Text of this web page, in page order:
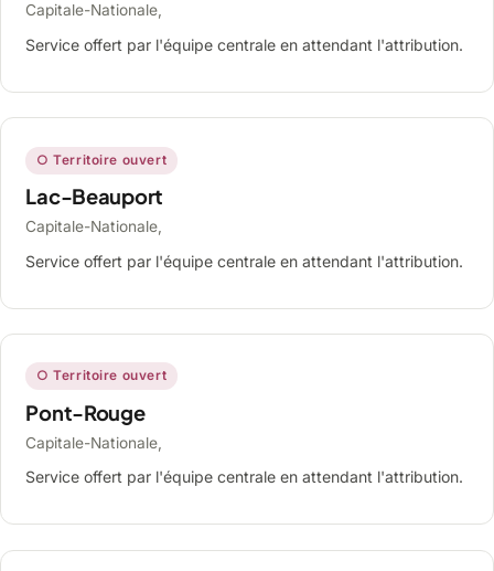
Capitale-Nationale,
Service offert par l'équipe centrale en attendant l'attribution.
○ Territoire ouvert
Lac-Beauport
Capitale-Nationale,
Service offert par l'équipe centrale en attendant l'attribution.
○ Territoire ouvert
Pont-Rouge
Capitale-Nationale,
Service offert par l'équipe centrale en attendant l'attribution.